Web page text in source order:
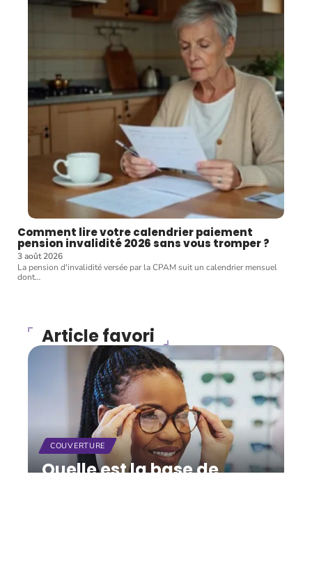
Comment lire votre calendrier paiement
pension invalidité 2026 sans vous tromper ?
3 août 2026
La pension d'invalidité versée par la CPAM suit un calendrier mensuel
dont…
Article favori
COUVERTURE
Quelle est la base de